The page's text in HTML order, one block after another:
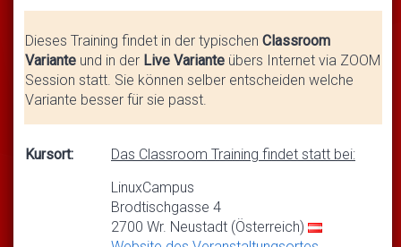
Dieses Training findet in der typischen Classroom
Variante und in der Live Variante übers Internet via ZOOM
Session statt. Sie können selber entscheiden welche
Variante besser für sie passt.
Kursort:
Das Classroom Training findet statt bei:
LinuxCampus
Brodtischgasse 4
2700 Wr. Neustadt (Österreich)